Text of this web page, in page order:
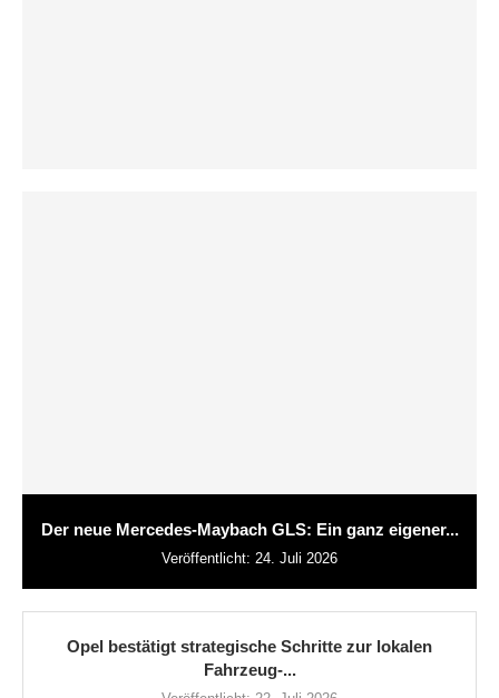
Der neue Mercedes-Maybach GLS: Ein ganz eigener...
Veröffentlicht: 24. Juli 2026
Opel bestätigt strategische Schritte zur lokalen
Fahrzeug-...